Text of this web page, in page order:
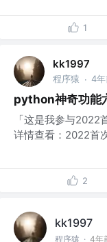
1
kk1997
程序猿 · 4年
python神奇功能
「这是我参与2022
详情查看：2022首
2
kk1997
程序猿 · 4年